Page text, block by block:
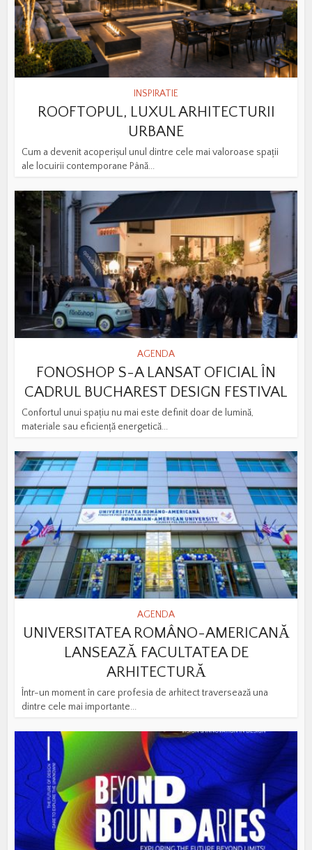
INSPIRATIE
ROOFTOPUL, LUXUL ARHITECTURII
URBANE
Cum a devenit acoperișul unul dintre cele mai valoroase spații
ale locuirii contemporane Până...
AGENDA
FONOSHOP S-A LANSAT OFICIAL ÎN
CADRUL BUCHAREST DESIGN FESTIVAL
Confortul unui spațiu nu mai este definit doar de lumină,
materiale sau eficiență energetică...
AGENDA
UNIVERSITATEA ROMÂNO-AMERICANĂ
LANSEAZĂ FACULTATEA DE
ARHITECTURĂ
Într-un moment în care profesia de arhitect traversează una
dintre cele mai importante...